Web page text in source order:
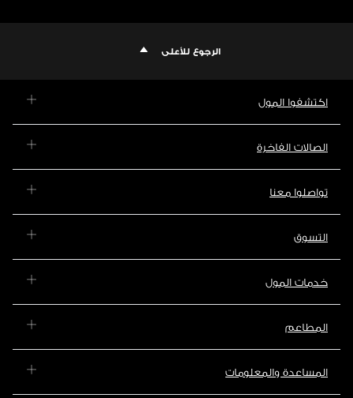
الرجوع للأعلى
اكتشفوا المول
الصالات الفاخرة
تواصلوا معنا
التسوق
خدمات المول
المطاعم
المساعدة والمعلومات